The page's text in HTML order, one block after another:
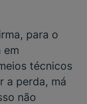
para o
em
técnicos
a perda, má
não